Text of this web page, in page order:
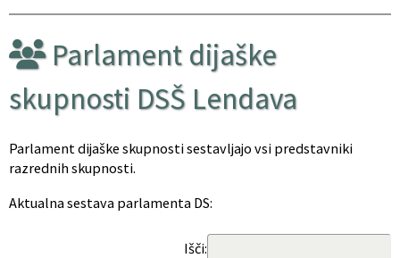
Parlament dijaške
skupnosti DSŠ Lendava
Parlament dijaške skupnosti sestavljajo vsi predstavniki
razrednih skupnosti.
Aktualna sestava parlamenta DS:
Išči: